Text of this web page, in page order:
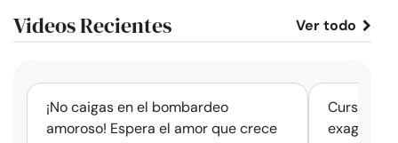
Videos Recientes Ver todo
¡No caigas en el bombardeo
amoroso! Espera el amor que crece
Cursos